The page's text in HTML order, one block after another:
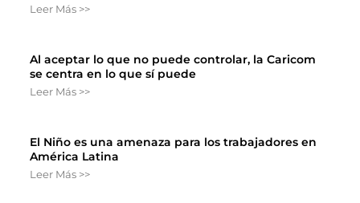
Leer Más >>
Al aceptar lo que no puede controlar, la Caricom
se centra en lo que sí puede
Leer Más >>
El Niño es una amenaza para los trabajadores en
América Latina
Leer Más >>